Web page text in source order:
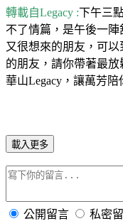
轉載自Legacy :下午三
不了情篇，是午後一陣
又很想來的朋友，可以
的朋友，請你帶著最
華山Legacy，讓萬芳
載入更多
公開留言 私密